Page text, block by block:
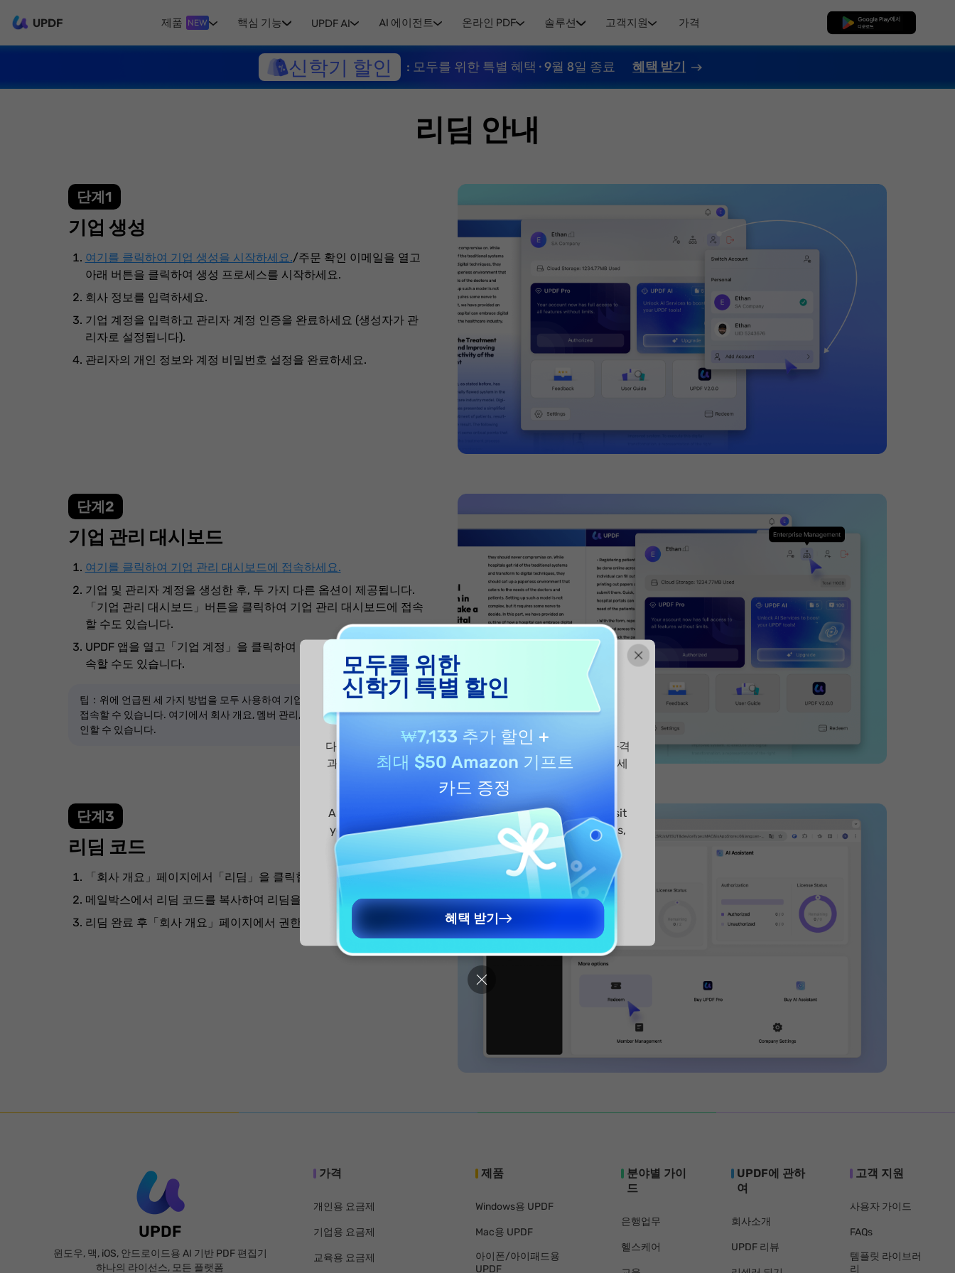
UPDF 제품 NEW 핵심 기능 UPDF AI AI 에이전트 온라인 PDF 솔루션 고객지원 가격 무료로 다운로드
신학기 할인 : 모두를 위한 특별 혜택 · 9월 8일 종료 혜택 받기
다른 국가에서 UPDF.com을 접속하시나요? 보다 적절한 가격
과 프로모션을 확인하려면 해당 국가의 사이트를 방문해주세
요.
Are you visiting updf.com from outside this region? Visit
your regional site for more relevant pricing, promotions,
and events.
영어 사이트로 계속 가기
Continue to English Site
리딤 안내
단계1
기업 생성
여기를 클릭하여 기업 생성을 시작하세요./주문 확인 이메일을 열고
아래 버튼을 클릭하여 생성 프로세스를 시작하세요.
회사 정보를 입력하세요.
기업 계정을 입력하고 관리자 계정 인증을 완료하세요 (생성자가 관
리자로 설정됩니다).
관리자의 개인 정보와 계정 비밀번호 설정을 완료하세요.
단계2
기업 관리 대시보드
여기를 클릭하여 기업 관리 대시보드에 접속하세요.
기업 및 관리자 계정을 생성한 후, 두 가지 다른 옵션이 제공됩니다.
「기업 관리 대시보드」버튼을 클릭하여 기업 관리 대시보드에 접속
할 수도 있습니다.
UPDF 앱을 열고「기업 계정」을 클릭하여 기업 관리 대시보드에 접
속할 수도 있습니다.
팁：위에 언급된 세 가지 방법을 모두 사용하여 기업 관리 대시보드 페이지에
접속할 수 있습니다. 여기에서 회사 개요, 멤버 관리, 회사 설정 등의 모듈을 확
인할 수 있습니다.
단계3
리딤 코드
「회사 개요」페이지에서「리딤」을 클릭합니다.
메일박스에서 리딤 코드를 복사하여 리딤을 완료합니다.
리딤 완료 후「회사 개요」페이지에서 권한을 확인할 수 있습니다.
모두를 위한
신학기 특별 할인
₩7,133 추가 할인 +
최대 $50 Amazon 기프트
카드 증정
혜택 받기
UPDF
윈도우, 맥, iOS, 안드로이드용 AI 기반 PDF 편집기
하나의 라이선스, 모든 플랫폼
가격
개인용 요금제
기업용 요금제
교육용 요금제
제품
Windows용 UPDF
Mac용 UPDF
아이폰/아이패드용
UPDF
분야별 가이
드
은행업무
헬스케어
UPDF에 관하
여
회사소개
UPDF 리뷰
고객 지원
사용자 가이드
FAQs
템플릿 라이브러
리